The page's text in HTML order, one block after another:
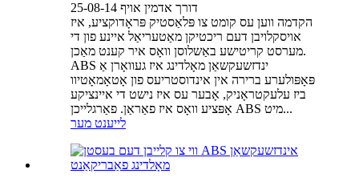
דורך אדמין אויף 25-08-14
הקדמה ווען עס קומט צו פּלאַסטיק פּראָדוקציע, איז
אויסקלויבן דעם ריכטיקן מאַטעריאַל איינע פון ​​די
מערסט קריטישע באַשלוסן וואָס איר קענט מאַכן.
ABS ינדזשעקשאַן מאָלדינג איז געוואָרן אַ
פּאָפּולערע ברירה אין אינדוסטריעס פון אָטאָמאָטיוו
ביז עלעקטראָניק, אָבער עס איז נישט די איינציקע
אָפּציע וואָס איז פאַראַן. פאַרגלייכן ABS מיט...
לייענט מער